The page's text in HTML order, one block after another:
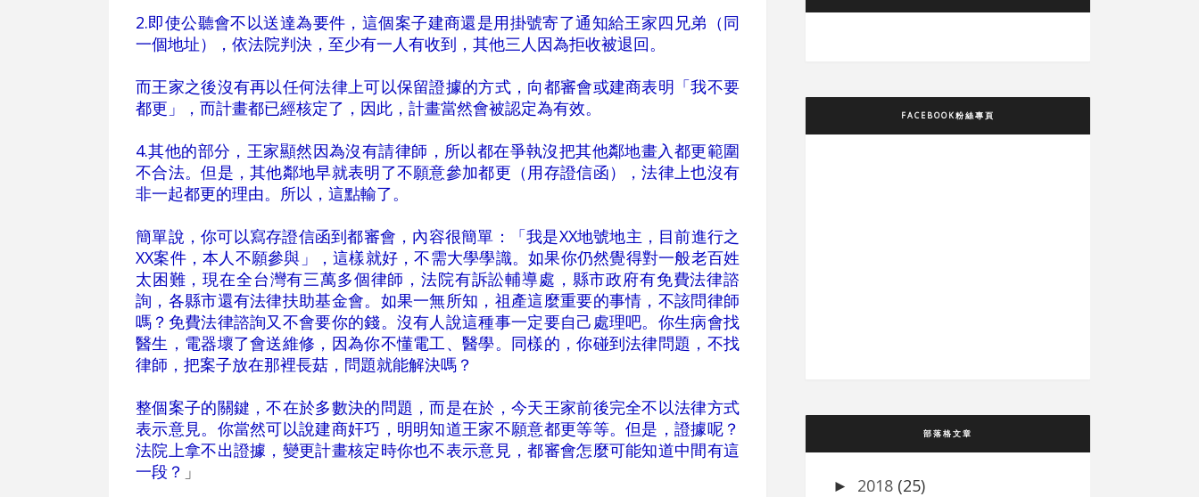
2.即使公聽會不以送達為要件，這個案子建商還是用掛號寄了通知給王家四兄弟（同
一個地址），依法院判決，至少有一人有收到，其他三人因為拒收被退回。
而王家之後沒有再以任何法律上可以保留證據的方式，向都審會或建商表明「我不要
都更」，而計畫都已經核定了，因此，計畫當然會被認定為有效。
4.其他的部分，王家顯然因為沒有請律師，所以都在爭執沒把其他鄰地畫入都更範圍
不合法。但是，其他鄰地早就表明了不願意參加都更（用存證信函），法律上也沒有
非一起都更的理由。所以，這點輸了。
簡單說，你可以寫存證信函到都審會，內容很簡單：「我是XX地號地主，目前進行之
XX案件，本人不願參與」，這樣就好，不需大學學識。如果你仍然覺得對一般老百姓
太困難，現在全台灣有三萬多個律師，法院有訴訟輔導處，縣市政府有免費法律諮
詢，各縣市還有法律扶助基金會。如果一無所知，祖產這麼重要的事情，不該問律師
嗎？免費法律諮詢又不會要你的錢。沒有人說這種事一定要自己處理吧。你生病會找
醫生，電器壞了會送維修，因為你不懂電工、醫學。同樣的，你碰到法律問題，不找
律師，把案子放在那裡長菇，問題就能解決嗎？
整個案子的關鍵，不在於多數決的問題，而是在於，今天王家前後完全不以法律方式
表示意見。你當然可以說建商奸巧，明明知道王家不願意都更等等。但是，證據呢？
法院上拿不出證據，變更計畫核定時你也不表示意見，都審會怎麼可能知道中間有這
一段？ 」
FACEBOOK粉絲專頁
部落格文章
► 2018 (25)